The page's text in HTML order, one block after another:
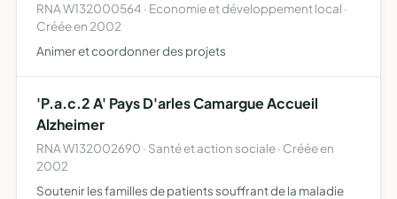
RNA W132000564 · Economie et développement local ·
Créée en 2002
Animer et coordonner des projets
'P.a.c.2 A' Pays D'arles Camargue Accueil
Alzheimer
RNA W132002690 · Santé et action sociale · Créée en
2002
Soutenir les familles de patients souffrant de la maladie